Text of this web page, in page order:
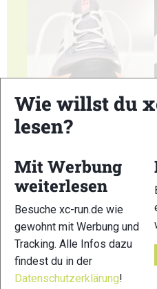
11
13
Wie willst du
lesen?
Mit Werbung
weiterlesen
Besuche xc-run.de wie
gewohnt mit Werbung und
Tracking. Alle Infos dazu
findest du in der
Datenschutzerklärung!